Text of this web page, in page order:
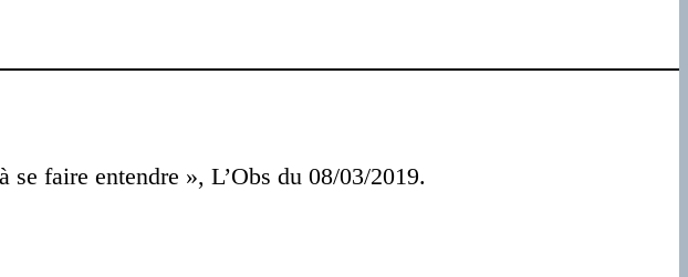
faire entendre », L’Obs du 08/03/2019.